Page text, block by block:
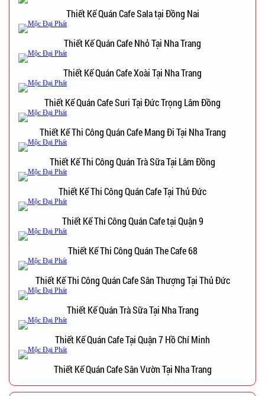
Thiết Kế Quán Cafe Sala tại Đồng Nai
Thiết Kế Quán Cafe Nhỏ Tại Nha Trang
Thiết Kế Quán Cafe Xoài Tại Nha Trang
Thiết Kế Quán Cafe Suri Tại Đức Trọng Lâm Đồng
Thiết Kế Thi Công Quán Cafe Mang Đi Tại Nha Trang
Thiết Kế Thi Công Quán Trà Sữa Tại Lâm Đồng
Thiết Kế Thi Công Quán Cafe Tại Thủ Đức
Thiết Kế Thi Công Quán Cafe tại Quận 9
Thiết Kế Thi Công Quán The Cafe 68
Thiết Kế Thi Công Quán Cafe Sân Thượng Tại Thủ Đức
Thiết Kế Quán Trà Sữa Tại Nha Trang
Thiết Kế Quán Cafe Tại Quận 7 Hồ Chí Minh
Thiết Kế Quán Cafe Sân Vườn Tại Nha Trang